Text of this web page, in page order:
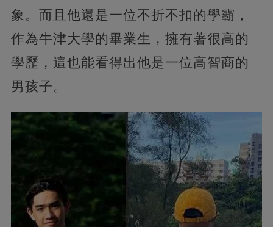
象。而且他還是一位不折不扣的學霸，
作為牛津大學的畢業生，擁有著很高的
學歷，這也能看得出他是一位高智商的
男孩子。